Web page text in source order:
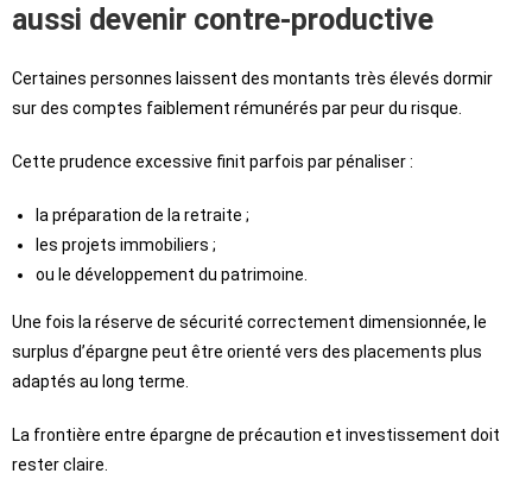
aussi devenir contre-productive
Certaines personnes laissent des montants très élevés dormir
sur des comptes faiblement rémunérés par peur du risque.
Cette prudence excessive finit parfois par pénaliser :
la préparation de la retraite ;
les projets immobiliers ;
ou le développement du patrimoine.
Une fois la réserve de sécurité correctement dimensionnée, le
surplus d’épargne peut être orienté vers des placements plus
adaptés au long terme.
La frontière entre épargne de précaution et investissement doit
rester claire.